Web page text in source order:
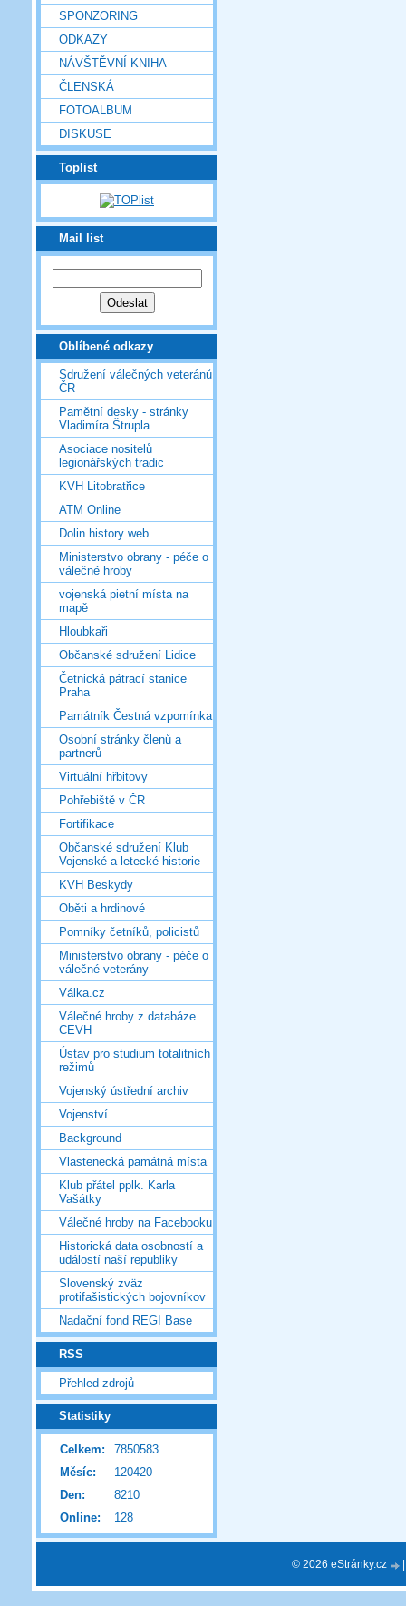
SPONZORING
ODKAZY
NÁVŠTĚVNÍ KNIHA
ČLENSKÁ
FOTOALBUM
DISKUSE
Toplist
Mail list
Oblíbené odkazy
Sdružení válečných veteránů
ČR
Pamětní desky - stránky
Vladimíra Štrupla
Asociace nositelů
legionářských tradic
KVH Litobratřice
ATM Online
Dolin history web
Ministerstvo obrany - péče o
válečné hroby
vojenská pietní místa na
mapě
Hloubkaři
Občanské sdružení Lidice
Četnická pátrací stanice
Praha
Památník Čestná vzpomínka
Osobní stránky členů a
partnerů
Virtuální hřbitovy
Pohřebiště v ČR
Fortifikace
Občanské sdružení Klub
Vojenské a letecké historie
KVH Beskydy
Oběti a hrdinové
Pomníky četníků, policistů
Ministerstvo obrany - péče o
válečné veterány
Válka.cz
Válečné hroby z databáze
CEVH
Ústav pro studium totalitních
režimů
Vojenský ústřední archiv
Vojenství
Background
Vlastenecká památná místa
Klub přátel pplk. Karla
Vašátky
Válečné hroby na Facebooku
Historická data osobností a
událostí naší republiky
Slovenský zväz
protifašistických bojovníkov
Nadační fond REGI Base
RSS
Přehled zdrojů
Statistiky
Online: 128
Celkem:
7850583
Měsíc:
120420
Den:
8210
© 2026 eStránky.cz